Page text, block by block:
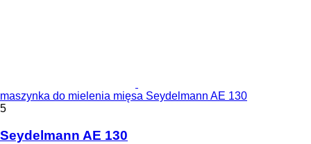
maszynka do mielenia mięsa Seydelmann AE 130
5
Seydelmann AE 130